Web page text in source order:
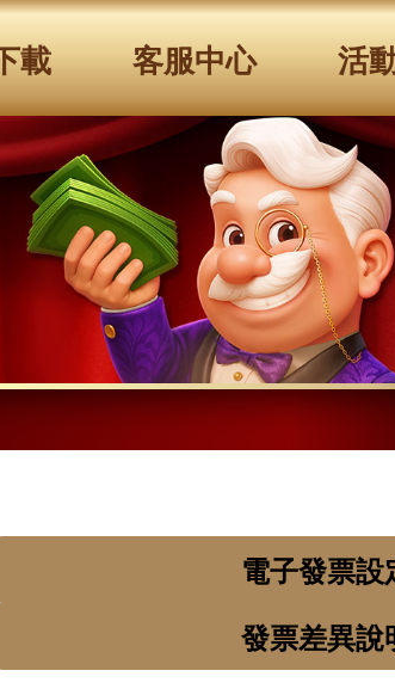
載 客服中心 活
電子發票設
發票差異說